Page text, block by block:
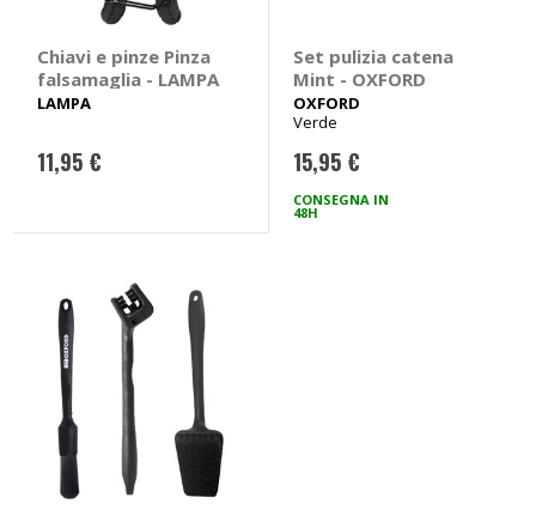
Chiavi e pinze Pinza
falsamaglia - LAMPA
LAMPA
11,95 €
Set pulizia catena
Mint - OXFORD
OXFORD
Verde
15,95 €
CONSEGNA IN
48H